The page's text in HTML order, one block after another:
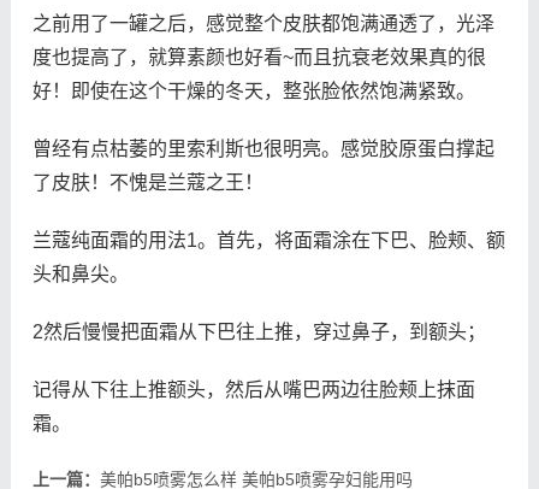
之前用了一罐之后，感觉整个皮肤都饱满通透了，光泽
度也提高了，就算素颜也好看~而且抗衰老效果真的很
好！即使在这个干燥的冬天，整张脸依然饱满紧致。
曾经有点枯萎的里索利斯也很明亮。感觉胶原蛋白撑起
了皮肤！不愧是兰蔻之王！
兰蔻纯面霜的用法1。首先，将面霜涂在下巴、脸颊、额
头和鼻尖。
2然后慢慢把面霜从下巴往上推，穿过鼻子，到额头；
记得从下往上推额头，然后从嘴巴两边往脸颊上抹面
霜。
上一篇： 美帕b5喷雾怎么样 美帕b5喷雾孕妇能用吗